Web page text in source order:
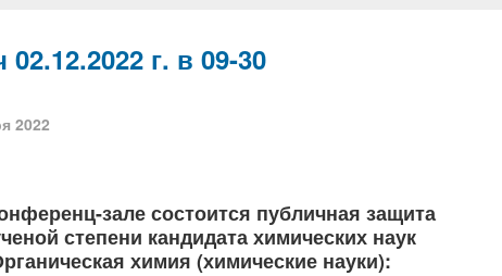
г. в 09-30
2022
зале состоится публичная защита
степени кандидата химических наук
химия (химические науки):